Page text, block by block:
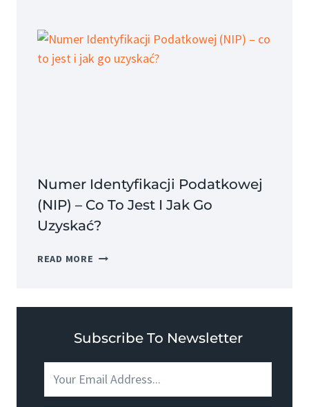
CO
JEST
Numer Identyfikacji Podatkowej
(NIP) – Co To Jest I Jak Go
Uzyskać?
READ MORE NUMER
CO
JEST
I
JAK
Subscribe To Newsletter